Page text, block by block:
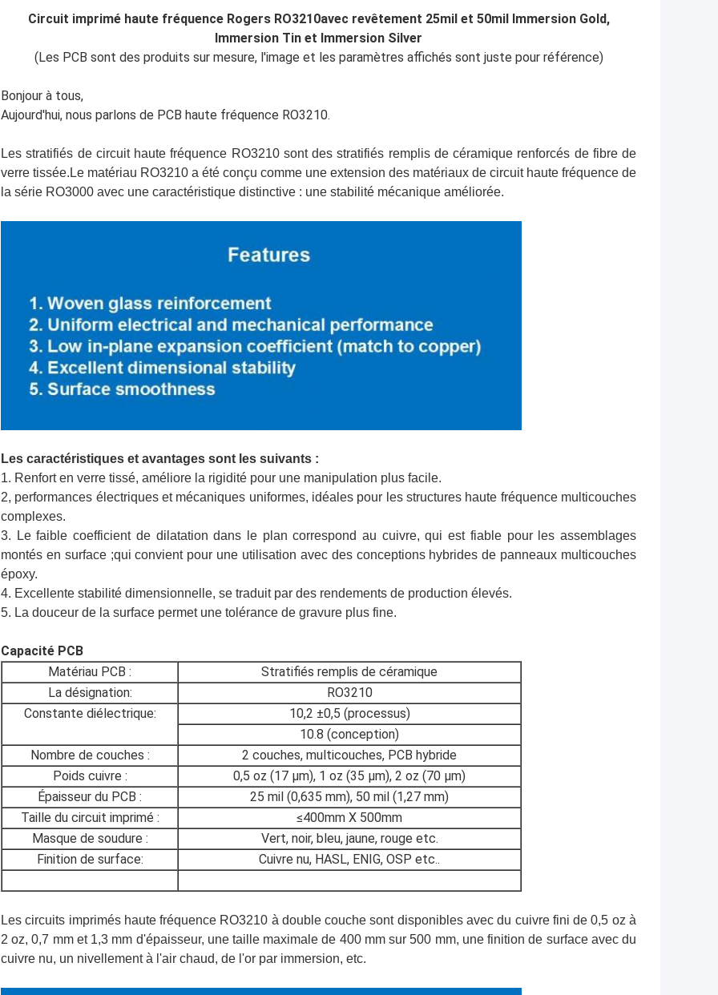
Circuit imprimé haute fréquence Rogers RO3210avec revêtement 25mil et 50mil Immersion Gold,
Immersion Tin et Immersion Silver
(Les PCB sont des produits sur mesure, l'image et les paramètres affichés sont juste pour référence)
Bonjour à tous,
Aujourd'hui, nous parlons de PCB haute fréquence RO3210.
Les stratifiés de circuit haute fréquence RO3210 sont des stratifiés remplis de céramique renforcés de fibre de
verre tissée.Le matériau RO3210 a été conçu comme une extension des matériaux de circuit haute fréquence de
la série RO3000 avec une caractéristique distinctive : une stabilité mécanique améliorée.
Les caractéristiques et avantages sont les suivants :
1. Renfort en verre tissé, améliore la rigidité pour une manipulation plus facile.
2, performances électriques et mécaniques uniformes, idéales pour les structures haute fréquence multicouches
complexes.
3. Le faible coefficient de dilatation dans le plan correspond au cuivre, qui est fiable pour les assemblages
montés en surface ;qui convient pour une utilisation avec des conceptions hybrides de panneaux multicouches
époxy.
4. Excellente stabilité dimensionnelle, se traduit par des rendements de production élevés.
5. La douceur de la surface permet une tolérance de gravure plus fine.
Capacité PCB
Matériau PCB :
Stratifiés remplis de céramique
La désignation:
RO3210
Constante diélectrique:
10,2 ±0,5 (processus)
10.8 (conception)
Nombre de couches :
2 couches, multicouches, PCB hybride
Poids cuivre :
0,5 oz (17 μm), 1 oz (35 μm), 2 oz (70 μm)
Épaisseur du PCB :
25 mil (0,635 mm), 50 mil (1,27 mm)
Taille du circuit imprimé :
≤400mm X 500mm
Masque de soudure :
Vert, noir, bleu, jaune, rouge etc.
Finition de surface:
Cuivre nu, HASL, ENIG, OSP etc..
Les circuits imprimés haute fréquence RO3210 à double couche sont disponibles avec du cuivre fini de 0,5 oz à
2 oz, 0,7 mm et 1,3 mm d'épaisseur, une taille maximale de 400 mm sur 500 mm, une finition de surface avec du
cuivre nu, un nivellement à l'air chaud, de l'or par immersion, etc.